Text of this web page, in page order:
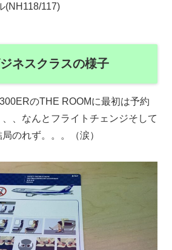
(NH118/117)
ネスクラスの様子
のTHE ROOMに最初は予約
、なんとフライトチェンジそして
のれず。。。（涙）